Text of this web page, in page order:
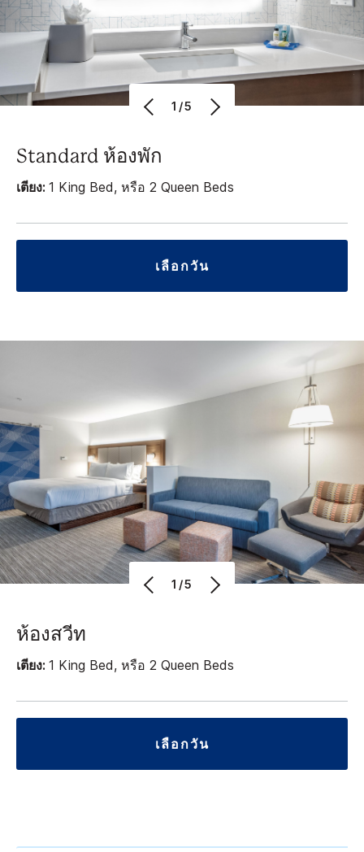
1/5
Standard ห้องพัก
เตียง: 1 King Bed, หรือ 2 Queen Beds
เลือกวัน
1/5
ห้องสวีท
เตียง: 1 King Bed, หรือ 2 Queen Beds
เลือกวัน